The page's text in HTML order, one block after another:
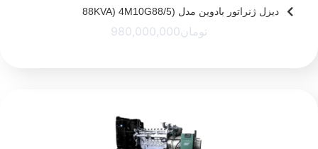
دیزل ژنراتور بادوین مدل (88KVA) 4M10G88/5
تومان980,000,000